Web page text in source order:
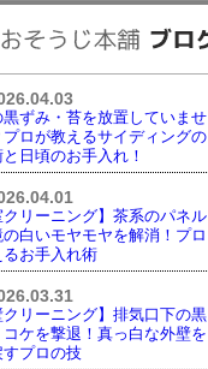
黒ずみ・苔を放置していませ
プロが教えるサイディングの
日頃のお手入れ！
クリーニング】茶系のパネル
白いモヤモヤを解消！プロ
るお手入れ術
クリーニング】排気口下の黒
ケを撃退！真っ白な外壁を
すプロの技